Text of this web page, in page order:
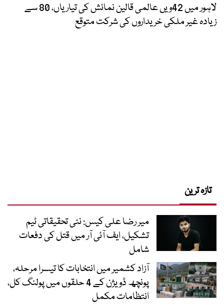
لاہور میں 42ویں عالمی قالین نمائش کی تیاریاں، 80 سے
زیادہ غیر ملکی خریداروں کی شرکت متوقع
تازہ ترین
میر رضا علی کیس: نئی تحقیقاتی ٹیم
تشکیل، ایف آئی آر میں قتل کی دفعات
شامل
آزاد کشمیر میں انتخابات کا تیسرا مرحلہ،
پونچھ ڈویژن کے 4 حلقوں میں پولنگ کل،
انتظامات مکمل